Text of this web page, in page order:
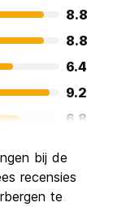
8.8
8.8
6.4
9.2
6.8
7.2
bij de
recensies
te